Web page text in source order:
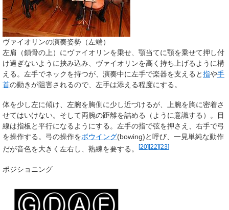
ヴァイオリンの演奏姿勢 （左端）
左肩（鎖骨の上）にヴァイオリンを乗せ、顎当てに顎を乗せて押し付
け過ぎないように挟み込み、ヴァイオリンを高く持ち上げるように構
える。左手でネックを持つが、演奏中に左手で楽器を支えると指や手
首の動きが阻害されるので、左手は添える程度にする。
体を少し左に傾け、左腕を胸側に少し近づけるが、上腕を胸に密着さ
せてはいけない。そして両腕の距離を詰める（ように意識する）。目
線は指板と平行になるようにする。左手の指で弦を押さえ、右手で弓
を操作する。弓の操作をボウイング(bowing)と呼び、一見単純な動作
だが音色を大きく左右し、熟練を要する。
[20][22][23]
ポジショニング